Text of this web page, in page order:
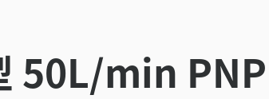
50L/min PNP